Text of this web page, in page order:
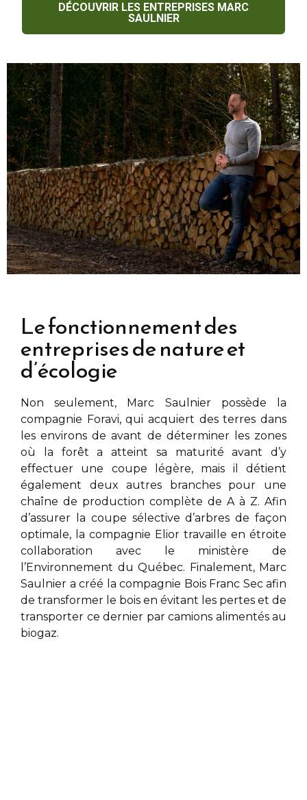
DÉCOUVRIR LES ENTREPRISES MARC
SAULNIER
Le fonctionnement des
entreprises de nature et
d’écologie
Non seulement, Marc Saulnierpossède la
compagnie Foravi, qui acquiert des terres dans
les environs deavant de déterminer les zones
où la forêt a atteint sa maturité avant d’y
effectuer une coupe légère, mais il détient
également deux autres branches pour une
chaîne de production complète de A à Z. Afin
d’assurer la coupe sélective d’arbres de façon
optimale, la compagnie Elior travaille en étroite
collaboration avec le ministère de
l’Environnement du Québec. Finalement, Marc
Saulnier a créé la compagnie Bois Franc Sec afin
de transformer le bois en évitant les pertes et de
transporter ce dernier par camions alimentés au
biogaz.